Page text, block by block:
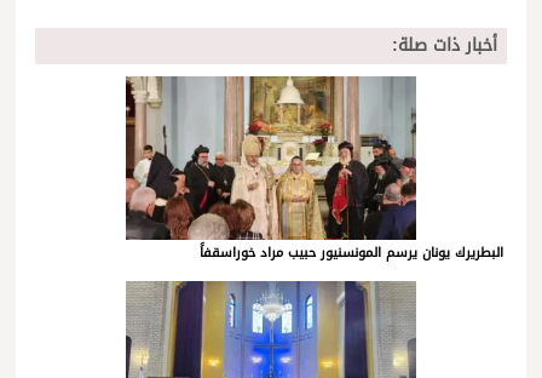
أخبار ذات صلة:
البطريرك يونان يرسم المونسنيور حبيب مراد خوراسقفاً